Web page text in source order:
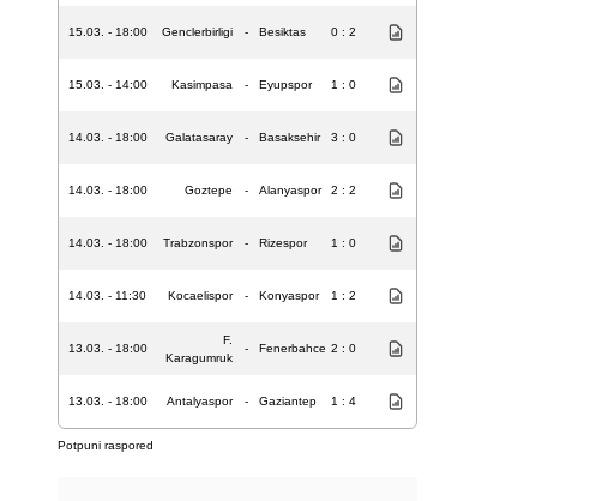
15.03. - 18:00 Genclerbirligi - Besiktas 0 : 2
15.03. - 14:00 Kasimpasa - Eyupspor 1 : 0
14.03. - 18:00 Galatasaray - Basaksehir 3 : 0
14.03. - 18:00 Goztepe - Alanyaspor 2 : 2
14.03. - 18:00 Trabzonspor - Rizespor 1 : 0
14.03. - 11:30 Kocaelispor - Konyaspor 1 : 2
13.03. - 18:00
F.
Karagumruk
- Fenerbahce 2 : 0
13.03. - 18:00 Antalyaspor - Gaziantep 1 : 4
Potpuni raspored